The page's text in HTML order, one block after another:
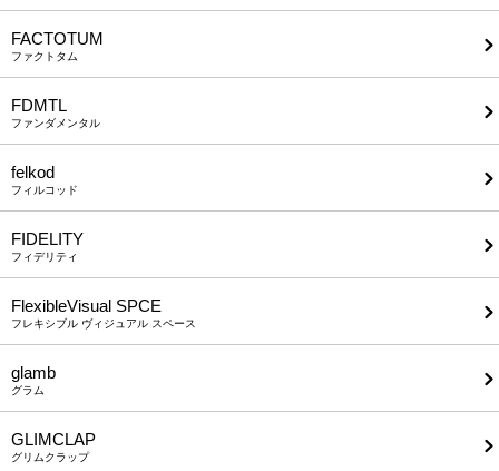
FACTOTUM
ファクトタム
FDMTL
ファンダメンタル
felkod
フィルコッド
FIDELITY
フィデリティ
FlexibleVisual SPCE
フレキシブル ヴィジュアル スペース
glamb
グラム
GLIMCLAP
グリムクラップ